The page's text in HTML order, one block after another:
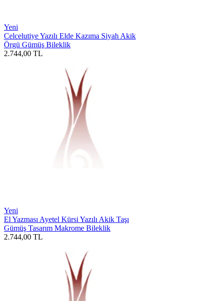
Yeni
Celcelutiye Yazılı Elde Kazıma Siyah Akik
Örgü Gümüş Bileklik
2.744,00 TL
Yeni
El Yazması Ayetel Kürsi Yazılı Akik Taşı
Gümüş Tasarım Makrome Bileklik
2.744,00 TL